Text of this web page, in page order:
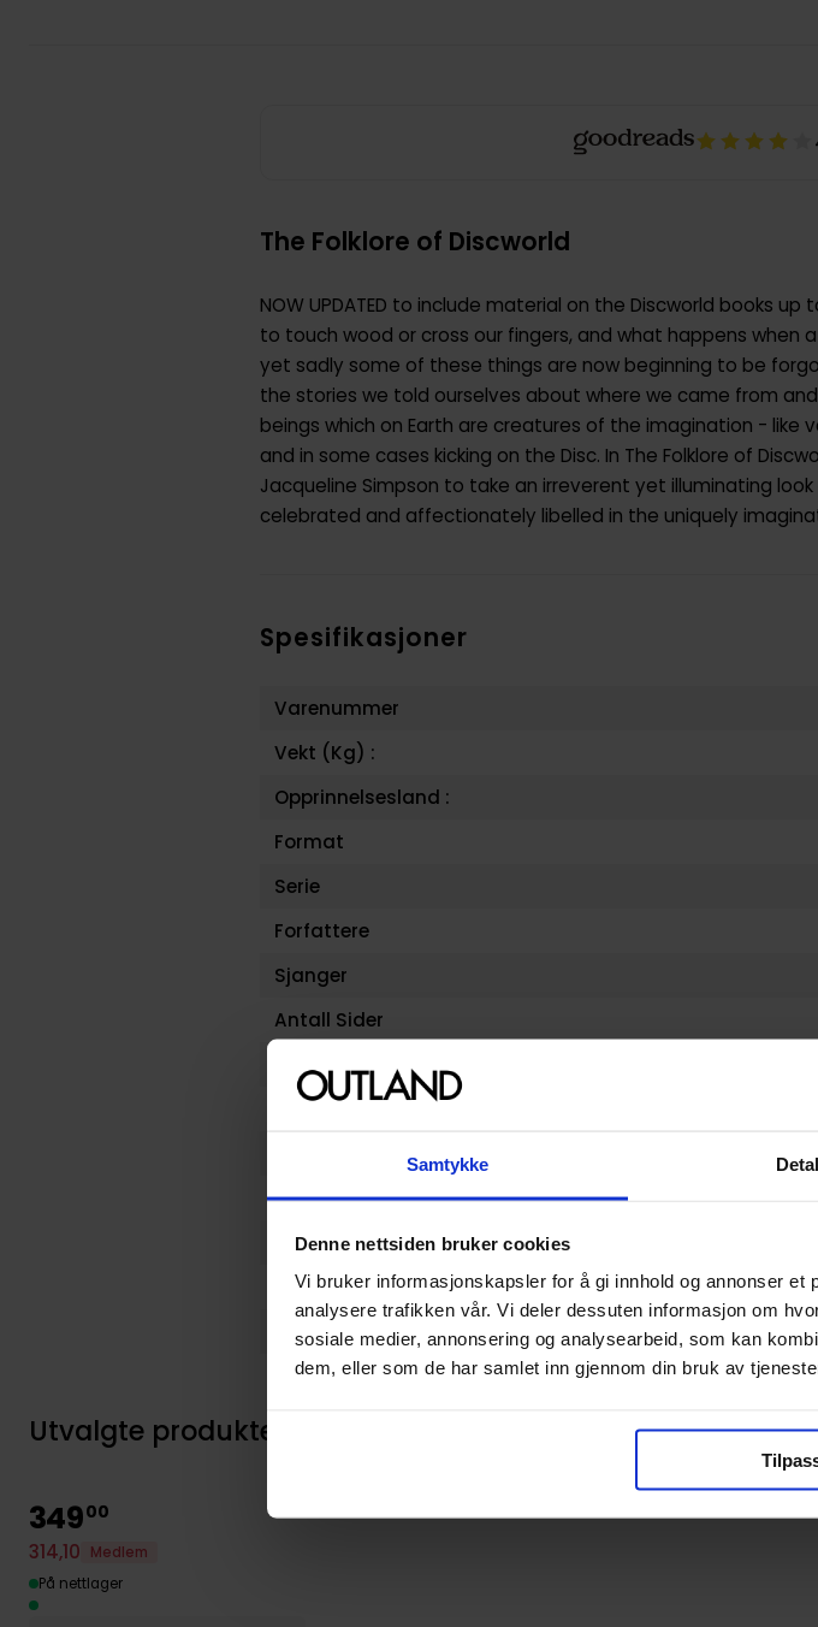
Samtykke
Denne nettsiden bruker cookies
Vi bruker informasjonskapsler for å gi innhold og annonser
analysere trafikken vår. Vi deler dessuten informasjon om
sosiale medier, annonsering og analysearbeid, som kan
dem, eller som de har samlet inn gjennom din bruk av
The Folklore of Discworld
NOW UPDATED to include material on the Discworld books
to touch wood or cross our fingers, and what happens when
yet sadly some of these things are now beginning to be
the stories we told ourselves about where we came from
beings which on Earth are creatures of the imagination - like
and in some cases kicking on the Disc. In The Folklore of
Jacqueline Simpson to take an irreverent yet illuminating
celebrated and affectionately libelled in the uniquely
Spesifikasjoner
Varenummer
Vekt (Kg) :
Opprinnelsesland :
Format
Serie
Forfattere
Sjanger
Antall Sider
Utgiver
Lanseringsdato (dd.mm.yyyy)
Illustrasjoner
Avansert Format
Språk
Leverandørstatus
Utvalgte produkter
34900
314,10
Medlem
På nettlager